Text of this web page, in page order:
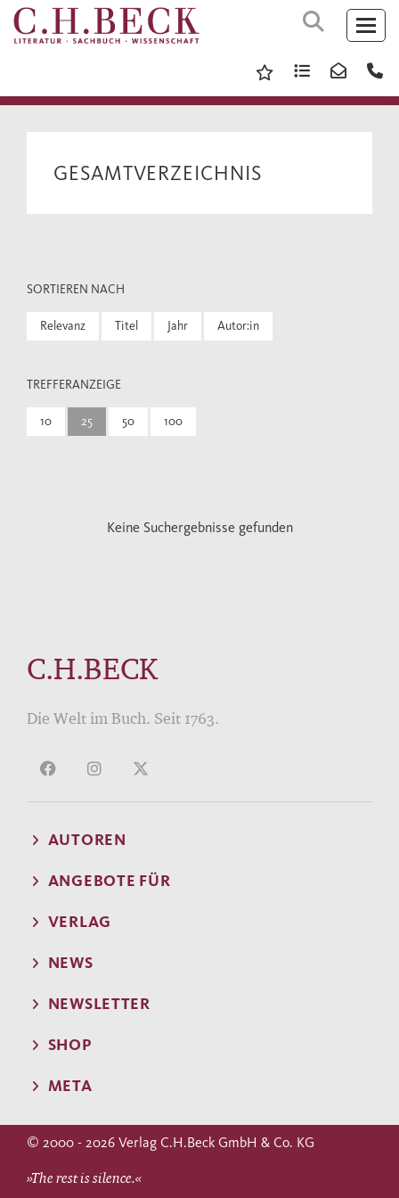
GESAMTVERZEICHNIS
SORTIEREN NACH
Relevanz Titel Jahr Autor:in
TREFFERANZEIGE
10 25 50 100
Keine Suchergebnisse gefunden
C.H.BECK
Die Welt im Buch. Seit 1763.
AUTOREN
ANGEBOTE FÜR
VERLAG
NEWS
NEWSLETTER
SHOP
META
© 2000 - 2026 Verlag C.H.Beck GmbH & Co. KG
»The rest is silence.«